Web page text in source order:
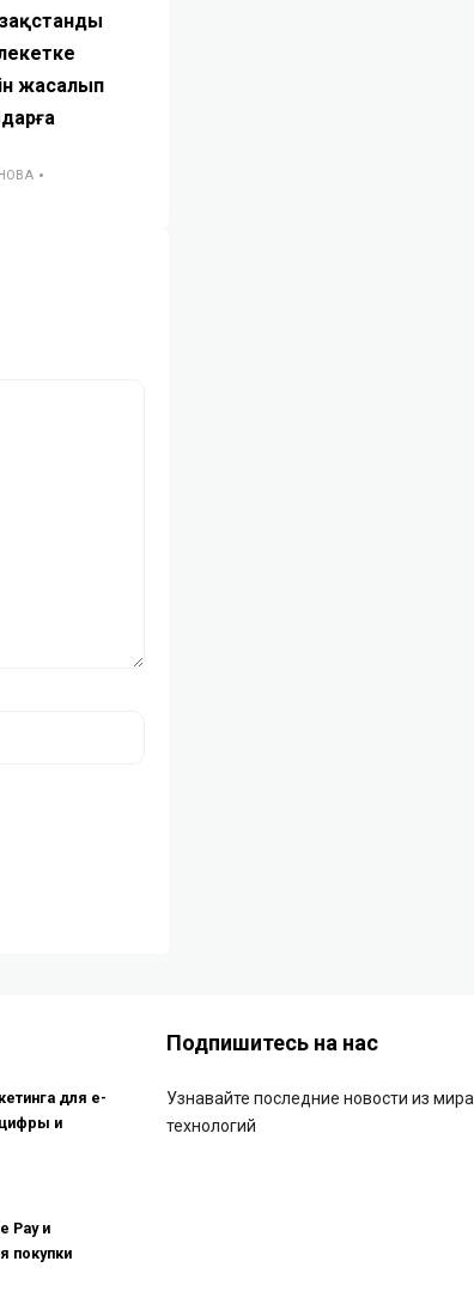
жасалып
для e-
и
покупки
Подпишитесь на нас
Узнавайте последние новости из мира
технологий